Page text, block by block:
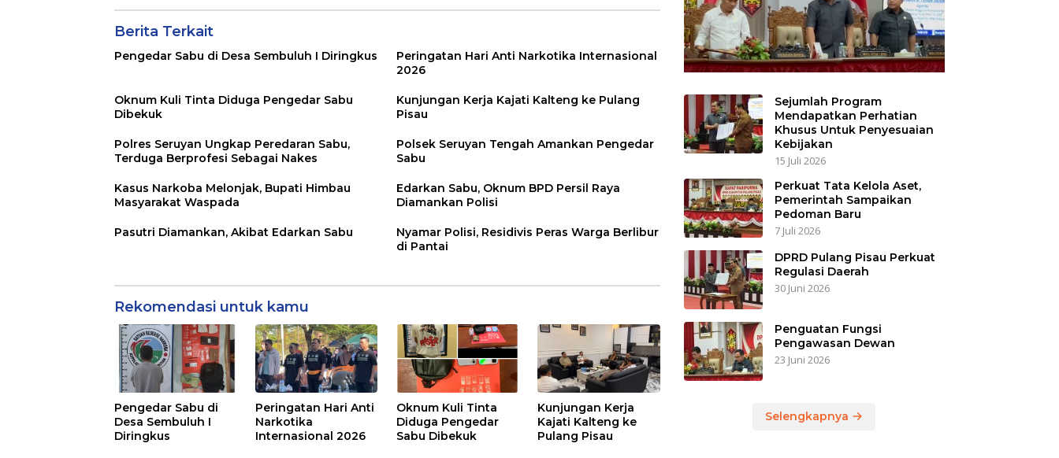
Berita Terkait
Pengedar Sabu di Desa Sembuluh I Diringkus
Peringatan Hari Anti Narkotika Internasional
2026
Oknum Kuli Tinta Diduga Pengedar Sabu
Dibekuk
Kunjungan Kerja Kajati Kalteng ke Pulang
Pisau
Polres Seruyan Ungkap Peredaran Sabu,
Terduga Berprofesi Sebagai Nakes
Polsek Seruyan Tengah Amankan Pengedar
Sabu
Kasus Narkoba Melonjak, Bupati Himbau
Masyarakat Waspada
Edarkan Sabu, Oknum BPD Persil Raya
Diamankan Polisi
Pasutri Diamankan, Akibat Edarkan Sabu
Nyamar Polisi, Residivis Peras Warga Berlibur
di Pantai
Rekomendasi untuk kamu
Pengedar Sabu di
Desa Sembuluh I
Diringkus
Peringatan Hari Anti
Narkotika
Internasional 2026
Oknum Kuli Tinta
Diduga Pengedar
Sabu Dibekuk
Kunjungan Kerja
Kajati Kalteng ke
Pulang Pisau
Sejumlah Program
Mendapatkan Perhatian
Khusus Untuk Penyesuaian
Kebijakan
15 Juli 2026
Perkuat Tata Kelola Aset,
Pemerintah Sampaikan
Pedoman Baru
7 Juli 2026
DPRD Pulang Pisau Perkuat
Regulasi Daerah
30 Juni 2026
Penguatan Fungsi
Pengawasan Dewan
23 Juni 2026
Selengkapnya